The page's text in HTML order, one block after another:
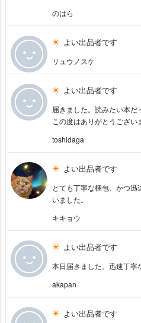
のはら
よい出品者です
リュウノスケ
よい出品者です
届きました。読みたい本だ
この度はありがとうござい
toshidaga
よい出品者です
とても丁寧な梱包、かつ
いました。
キキョウ
よい出品者です
本日届きました。迅速丁寧
akapan
よい出品者です